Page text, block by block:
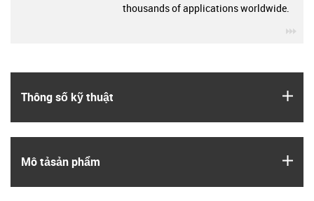
Thông số kỹ thuật
Mô tả­sản phẩm
thousands of applications worldwide.